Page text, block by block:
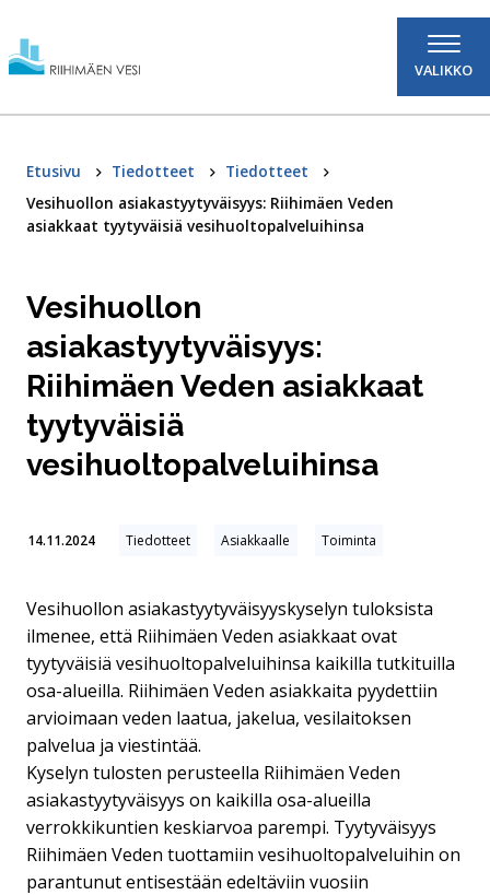
VALIKKO
Etusivu Tiedotteet
Tiedotteet
Vesihuollon asiakastyytyväisyys: Riihimäen Veden
asiakkaat tyytyväisiä vesihuoltopalveluihinsa
Vesihuollon
asiakastyytyväisyys:
Riihimäen Veden asiakkaat
tyytyväisiä
vesihuoltopalveluihinsa
14.11.2024 Tiedotteet Asiakkaalle Toiminta
Vesihuollon asiakastyytyväisyyskyselyn tuloksista
ilmenee, että Riihimäen Veden asiakkaat ovat
tyytyväisiä vesihuoltopalveluihinsa kaikilla tutkituilla
osa-alueilla. Riihimäen Veden asiakkaita pyydettiin
arvioimaan veden laatua, jakelua, vesilaitoksen
palvelua ja viestintää.
Kyselyn tulosten perusteella Riihimäen Veden
asiakastyytyväisyys on kaikilla osa-alueilla
verrokkikuntien keskiarvoa parempi. Tyytyväisyys
Riihimäen Veden tuottamiin vesihuoltopalveluihin on
parantunut entisestään edeltäviin vuosiin